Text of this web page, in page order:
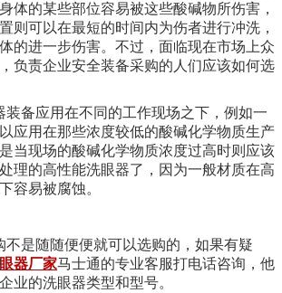
体的某些部位容易被这些酸碱物所伤害，
则可以在最短的时间内为伤者进行冲洗，
的进一步伤害。不过，面临现在市场上众
负责企业安全装备采购的人们应该如何选
装备应用在不同的工作现场之下，例如一
应用在那些浓度较低的酸碱化学物质生产
当现场的酸碱化学物质浓度过高时则应该
理的高性能洗眼器了，因为一般材质在高
容易被腐蚀。
不是随随便便就可以选购的，如果有疑
器厂家马士通的专业客服打电话咨询，他
业的洗眼器类型和型号。